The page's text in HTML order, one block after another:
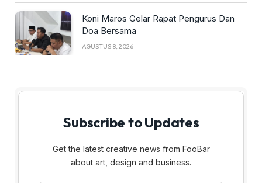
Koni Maros Gelar Rapat Pengurus Dan
Doa Bersama
AGUSTUS 8, 2026
Subscribe to Updates
Get the latest creative news from FooBar
about art, design and business.